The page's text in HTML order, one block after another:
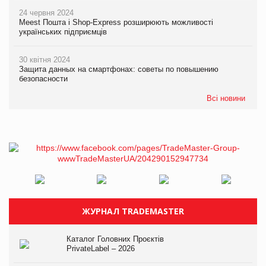
24 червня 2024
Meest Пошта і Shop-Express розширюють можливості
українських підприємців
30 квітня 2024
Защита данных на смартфонах: советы по повышению
безопасности
Всі новини
ЖУРНАЛ TRADEMASTER
Каталог Головних Проєктів
PrivateLabel – 2026